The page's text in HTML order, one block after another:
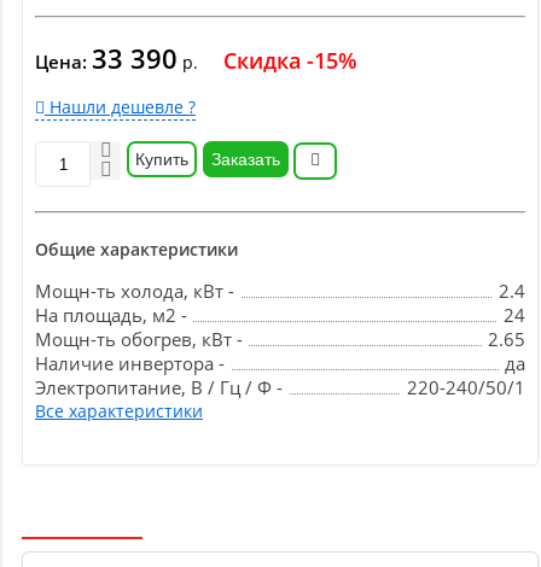
Цена: 33 390 р. Скидка -15%
Нашли дешевле ?
Купить Заказать
Общие характеристики
Мощн-ть холода, кВт -
2.4
На площадь, м2 -
24
Мощн-ть обогрев, кВт -
2.65
Наличие инвертора -
да
Электропитание, В / Гц / Ф -
220-240/50/1
Все характеристики